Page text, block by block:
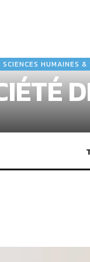
SCIENCES HUMAINES &